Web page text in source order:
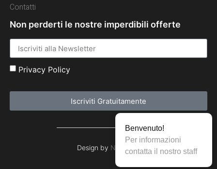
Contatti
Non perderti le nostre imperdibili offerte
Privacy Policy
Iscriviti Gratuitamente
Design by NSPower
Benvenuto!
Per informazioni
contatta il nostro staff